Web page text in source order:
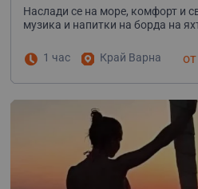
Наслади се на море, комфорт и
музика и напитки на борда на
1 час Край Варна от